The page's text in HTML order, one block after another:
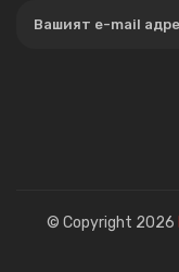
© Copyright 2026